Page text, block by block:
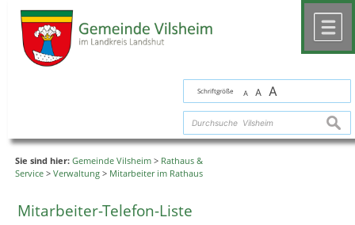
Schriftgröße A A A
Sie sind hier: Gemeinde Vilsheim > Rathaus &
Service > Verwaltung > Mitarbeiter im Rathaus
Mitarbeiter-Telefon-Liste